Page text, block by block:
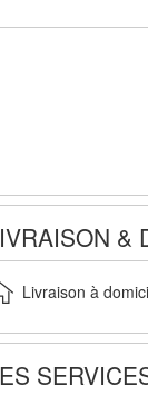
&
Livraison à